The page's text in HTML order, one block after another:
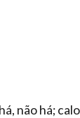
não há;